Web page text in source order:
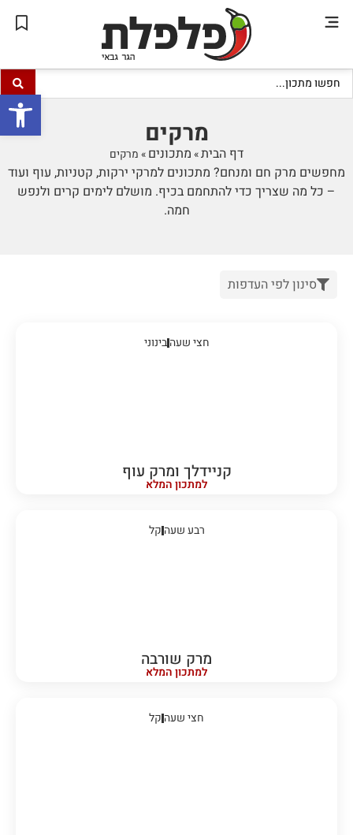
פתח
מרקים
דף הבית» מתכונים » מרקים
מחפשים מרק חם ומנחם? מתכונים למרקי ירקות, קטניות, עוף ועוד
– כל מה שצריך כדי להתחמם בכיף. מושלם לימים קרים ולנפש
חמה.
סינון לפי העדפות
חצי שעהבינוני
קניידלך ומרק עוף
למתכון המלא
רבע שעהקל
מרק שורבה
למתכון המלא
חצי שעה קל